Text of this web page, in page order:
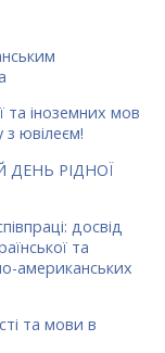
та іноземних мов
ювілеєм!
РІДНОЇ
досвід
та
американських
та мови в